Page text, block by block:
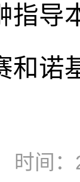
指导
和诺
时间